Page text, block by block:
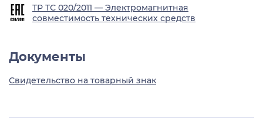
ТР ТС 020/2011 — Электромагнитная
совместимость технических средств
Документы
Свидетельство на товарный знак